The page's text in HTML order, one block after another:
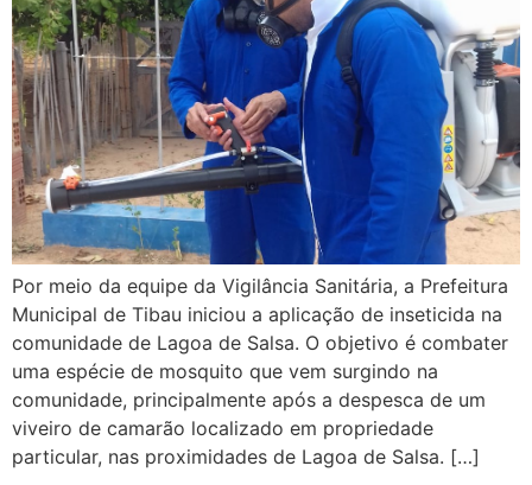
Por meio da equipe da Vigilância Sanitária, a Prefeitura
Municipal de Tibau iniciou a aplicação de inseticida na
comunidade de Lagoa de Salsa. O objetivo é combater
uma espécie de mosquito que vem surgindo na
comunidade, principalmente após a despesca de um
viveiro de camarão localizado em propriedade
particular, nas proximidades de Lagoa de Salsa. […]